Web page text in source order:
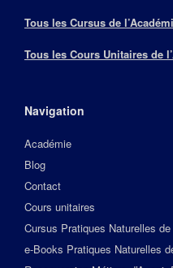
Tous les Cursus de
Tous les Cours Unitaires de
Navigation
Académie
Blog
Contact
Cours unitaires
Cursus Pratiques Naturelles
e-Books Pratiques Naturelles